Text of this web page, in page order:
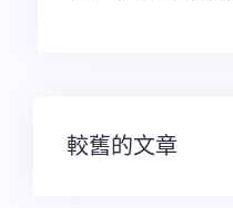
文
章
較舊的文章